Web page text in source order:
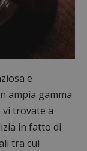
e
gamma
trovate a
in fatto di
tra cui